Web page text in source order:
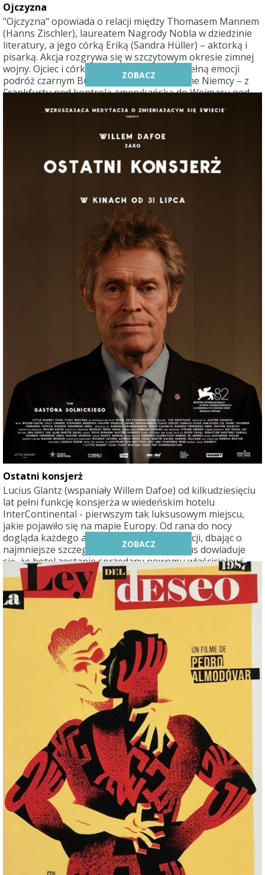
Ojczyzna
"Ojczyzna" opowiada o relacji między Thomasem Mannem
(Hanns Zischler), laureatem Nagrody Nobla w dziedzinie
literatury, a jego córką Eriką (Sandra Hüller) – aktorką i
pisarką. Akcja rozgrywa się w szczytowym okresie zimnej
wojny. Ojciec i córka wyruszają w trudną, pełną emocji
podróż czarnym Buickiem przez zrujnowane Niemcy – z
Frankfurtu pod kontrolą amerykańską do Weimaru pod
wpływem sowieckim. Po raz pierwszy od wojny Mann
wraca do swojej ojczyzny, po tym jak podjął wcześniej
ZOBACZ
Ostatni konsjerż
Lucius Glantz (wspaniały Willem Dafoe) od kilkudziesięciu
lat pełni funkcję konsjerża w wiedeńskim hotelu
InterContinental - pierwszym tak luksusowym miejscu,
jakie pojawiło się na mapie Europy. Od rana do nocy
dogląda każdego aspektu działania instytucji, dbając o
najmniejsze szczegóły. Pewnego dnia Lucius dowiaduje
się, że hotel zostanie sprzedany nowemu właścicielowi,
który planuje jego radykalną przebudowę. Lucius
podejmuje nierówną walkę o ocalenie hotelu - i miejsca
swojej pracy, które od lat jest jego prawdziwym domem.
ZOBACZ